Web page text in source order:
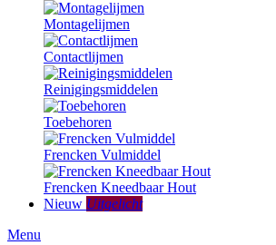
Montagelijmen
Contactlijmen
Reinigingsmiddelen
Toebehoren
Frencken Vulmiddel
Frencken Kneedbaar Hout
Nieuw Uitgelicht
Menu